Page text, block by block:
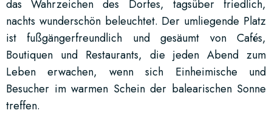
das Wahrzeichen des Dorfes, tagsüber friedlich,
nachts wunderschön beleuchtet. Der umliegende Platz
ist fußgängerfreundlich und gesäumt von Cafés,
Boutiquen und Restaurants, die jeden Abend zum
Leben erwachen, wenn sich Einheimische und
Besucher im warmen Schein der balearischen Sonne
treffen.